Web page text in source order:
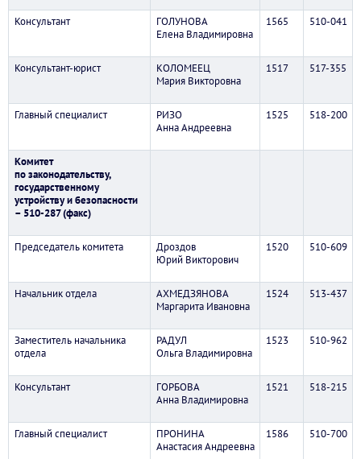
Консультант
ГОЛУНОВА
Елена Владимировна
1565 510-041
Консультант-юрист
КОЛОМЕЕЦ
Мария Викторовна
1517 517-355
Главный специалист
РИЗО
Анна Андреевна
1525 518-200
Комитет
по законодательству,
государственному
устройству и безопасности
– 510-287 (факс)
Председатель комитета
Дроздов
Юрий Викторович
1520 510-609
Начальник отдела
АХМЕДЗЯНОВА
Маргарита Ивановна
1524 513-437
Заместитель начальника
отдела
РАДУЛ
Ольга Владимировна
1523 510-962
Консультант
ГОРБОВА
Анна Владимировна
1521 518-215
Главный специалист
ПРОНИНА
Анастасия Андреевна
1586 510-700